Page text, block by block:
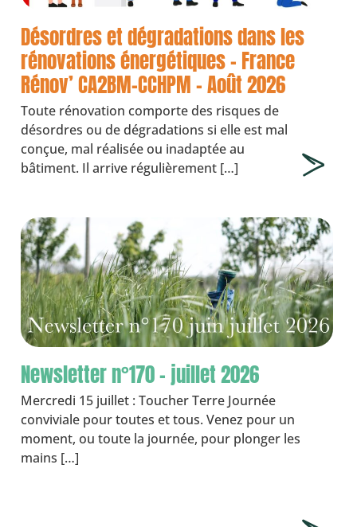
Désordres et dégradations dans les
rénovations énergétiques – France
Rénov’ CA2BM-CCHPM – Août 2026
Toute rénovation comporte des risques de
désordres ou de dégradations si elle est mal
conçue, mal réalisée ou inadaptée au
bâtiment. Il arrive régulièrement […]
Newsletter n°170 – juillet 2026
Mercredi 15 juillet : Toucher Terre Journée
conviviale pour toutes et tous. Venez pour un
moment, ou toute la journée, pour plonger les
mains […]